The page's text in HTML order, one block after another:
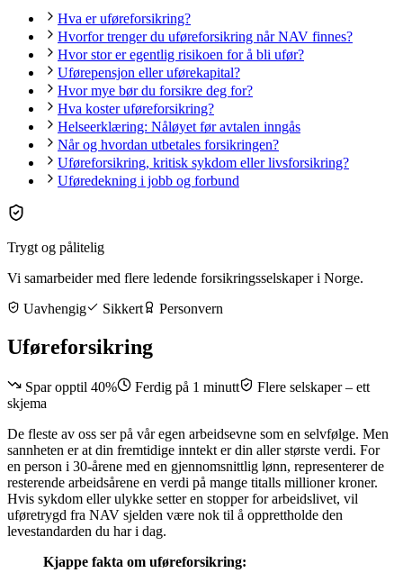
Hva er uføreforsikring?
Hvorfor trenger du uføreforsikring når NAV finnes?
Hvor stor er egentlig risikoen for å bli ufør?
Uførepensjon eller uførekapital?
Hvor mye bør du forsikre deg for?
Hva koster uføreforsikring?
Helseerklæring: Nåløyet før avtalen inngås
Når og hvordan utbetales forsikringen?
Uføreforsikring, kritisk sykdom eller livsforsikring?
Uføredekning i jobb og forbund
Trygt og pålitelig
Vi samarbeider med flere ledende forsikringsselskaper i Norge.
Uavhengig
Sikkert Personvern
Uføreforsikring
Spar opptil 40% Ferdig på 1 minutt
Flere selskaper – ett
skjema
De fleste av oss ser på vår egen arbeidsevne som en selvfølge. Men
sannheten er at din fremtidige inntekt er din aller største verdi. For
en person i 30-årene med en gjennomsnittlig lønn, representerer de
resterende arbeidsårene en verdi på mange titalls millioner kroner.
Hvis sykdom eller ulykke setter en stopper for arbeidslivet, vil
uføretrygd fra NAV sjelden være nok til å opprettholde den
levestandarden du har i dag.
Kjappe fakta om uføreforsikring: